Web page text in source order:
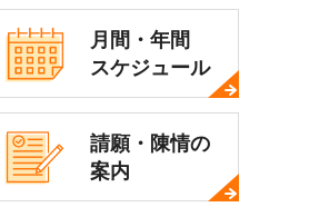
月間・年間
スケジュール
請願・陳情の
案内